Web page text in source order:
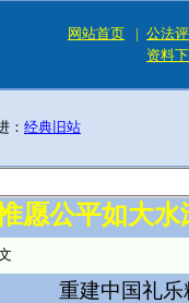
网站首页 | 公法
资料
： 经典旧站
愿公平如大
重建中国礼